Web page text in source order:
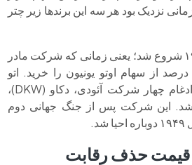
نزدیک بود هر سه این برندها زیر چتر
همه‌چیز از اوایل سال ۱۹۵۸ شروع شد؛ یعنی زمانی که شرکت مادر
مرسدس، دایملر بنز، ۸۸ درصد از سهام اوتو یونیون را خرید. اتو
یونیون در سال ۱۹۳۸ با ادغام چهار شرکت آئودی، دکاو (DKW)،
این شرکت پس از جنگ جهانی دوم
قیمت حذف رقابت